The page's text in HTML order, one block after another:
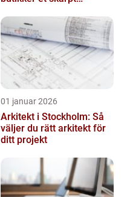
01 januar 2026
Arkitekt i Stockholm: Så
väljer du rätt arkitekt för
ditt projekt